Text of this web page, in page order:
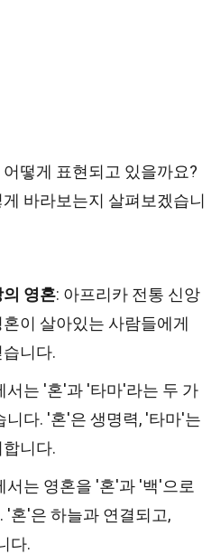
떻게 표현되고 있을까요?
바라보는지 살펴보겠습니
영혼: 아프리카 전통 신앙
이 살아있는 사람들에게
니다.
서는 '혼'과 '타마'라는 두 가
니다. '혼'은 생명력, '타마'는
니다.
서는 영혼을 '혼'과 '백'으로
'혼'은 하늘과 연결되고,
다.